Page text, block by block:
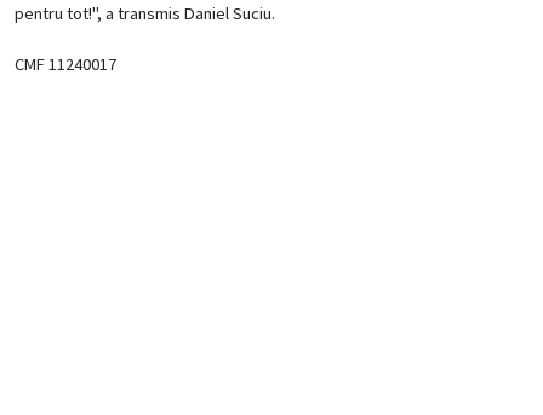
pentru tot!", a transmis Daniel Suciu.
CMF 11240017